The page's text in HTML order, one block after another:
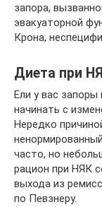
запора,
эвакуаторной
Крона,
Диета при
Ели у вас запоры
начинать с
Нередко
часто, но
рацион при НЯК
выхода из
по Певзнеру.